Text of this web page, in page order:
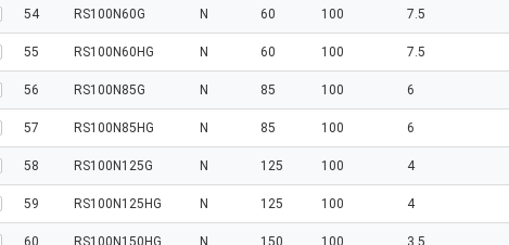
54 RS100N60G N 60 100 7.5
55 RS100N60HG N 60 100 7.5
56 RS100N85G N 85 100 6
57 RS100N85HG N 85 100 6
58 RS100N125G N 125 100 4
59 RS100N125HG N 125 100 4
60 RS100N150HG N 150 100 3.5